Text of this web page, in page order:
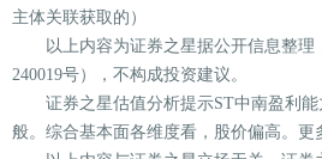
主体关联获取的）
以上内容为证券之星据公开信息整理
240019号），不构成投资建议。
证券之星估值分析提示ST中南盈利能
般。综合基本面各维度看，股价偏高。更